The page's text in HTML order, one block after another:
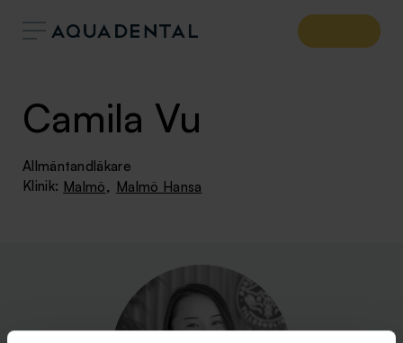
Camila Vu
Allmäntandläkare
Klinik: Malmö, Malmö Hansa